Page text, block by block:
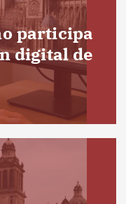
participa
digital de